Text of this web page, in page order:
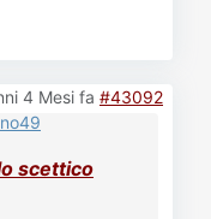
4 Mesi fa #43092
scettico